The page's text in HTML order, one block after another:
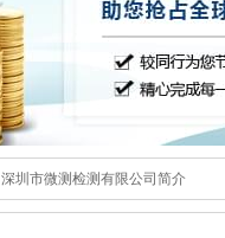
深圳市微测检测有限公司简介